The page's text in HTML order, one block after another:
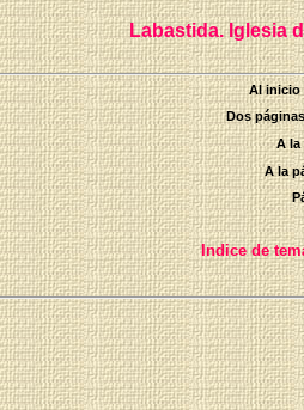
Labastida. Iglesia
Al inicio
Dos
A la
A la
Indice de